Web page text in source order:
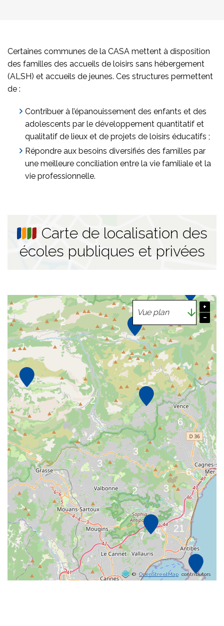
Certaines communes de la CASA mettent à disposition
des familles des accueils de loisirs sans hébergement
(ALSH) et accueils de jeunes. Ces structures permettent
de :
Contribuer à l’épanouissement des enfants et des
adolescents par le développement quantitatif et
qualitatif de lieux et de projets de loisirs éducatifs ;
Répondre aux besoins diversifiés des familles par
une meilleure conciliation entre la vie familiale et la
vie professionnelle.
Carte de localisation des
écoles publiques et privées
© OpenStreetMap contributors
+
−